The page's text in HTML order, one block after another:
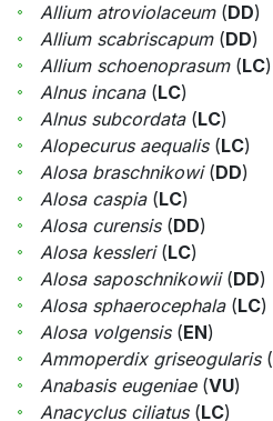
Allium atroviolaceum(DD)
Allium scabriscapum(DD)
Allium schoenoprasum(LC)
Alnus incana(LC)
Alnus subcordata(LC)
Alopecurus aequalis(LC)
Alosa braschnikowi(DD)
Alosa caspia(LC)
Alosa curensis(DD)
Alosa kessleri(LC)
Alosa saposchnikowii(DD)
Alosa sphaerocephala(LC)
Alosa volgensis(EN)
Ammoperdix griseogularis(
Anabasis eugeniae(VU)
Anacyclus ciliatus(LC)